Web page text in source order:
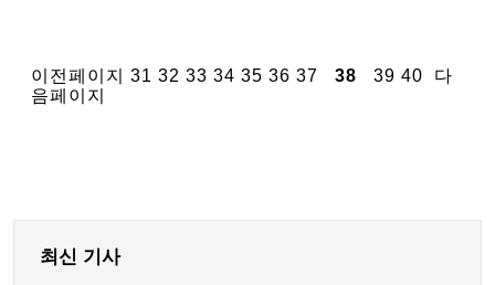
이전페이지 31 32 33 34 35 36 37 38 39 40
다
음페이지
최신 기사